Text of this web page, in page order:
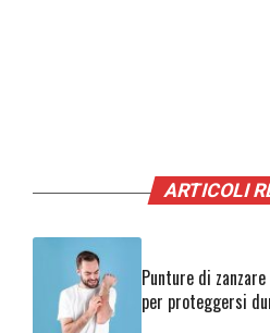
ARTICOLI
Punture di
per proteggersi